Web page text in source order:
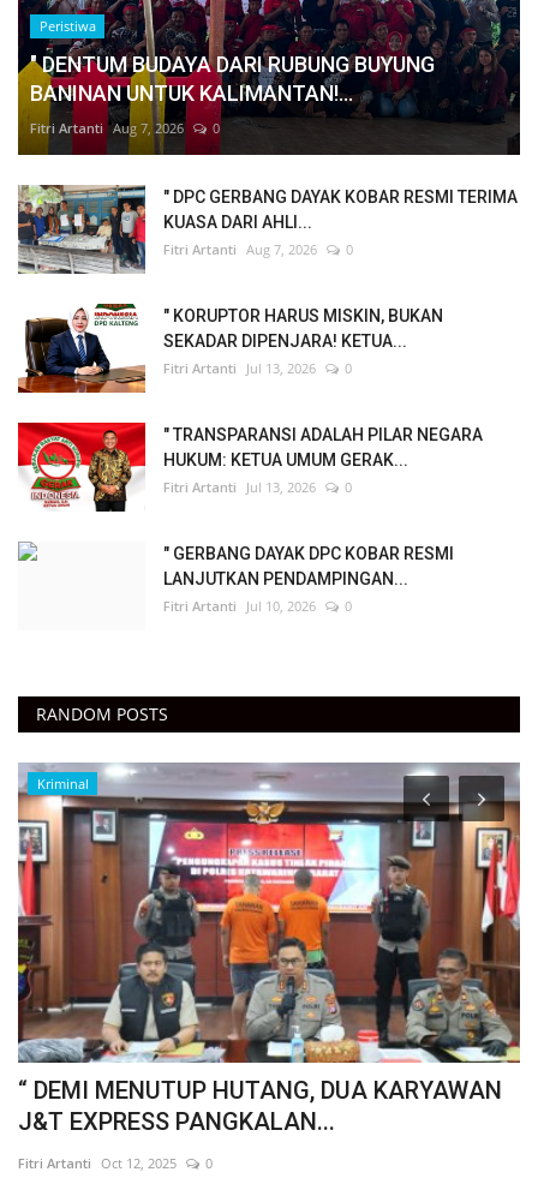
Peristiwa
" DENTUM BUDAYA DARI RUBUNG BUYUNG
BANINAN UNTUK KALIMANTAN!...
Fitri Artanti Aug 7, 2026 0
" DPC GERBANG DAYAK KOBAR RESMI TERIMA
KUASA DARI AHLI...
Fitri Artanti Aug 7, 2026 0
" KORUPTOR HARUS MISKIN, BUKAN
SEKADAR DIPENJARA! KETUA...
Fitri Artanti Jul 13, 2026 0
" TRANSPARANSI ADALAH PILAR NEGARA
HUKUM: KETUA UMUM GERAK...
Fitri Artanti Jul 13, 2026 0
" GERBANG DAYAK DPC KOBAR RESMI
LANJUTKAN PENDAMPINGAN...
Fitri Artanti Jul 10, 2026 0
RANDOM POSTS
Hukum
" KOLABORASI LINTAS SEKTOR DI
PANGKALAN BANTENG :KAPOLSEK...
Fitri Artanti Dec 22, 2024 0